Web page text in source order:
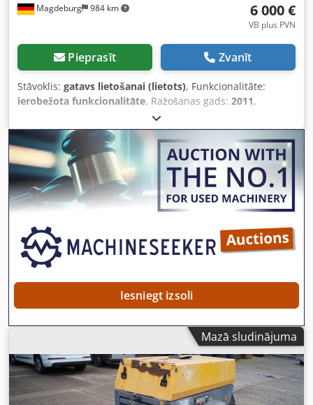
Magdeburg 984 km 6 000 €
VB plus PVN
Pieprasīt Zvanīt
Stāvoklis: gatavs lietošanai (lietots), Funkcionalitāte:
ierobežota funkcionalitāte, Ražošanas gads: 2011,
, Aprīkojums:
Kompresors Atlas Copco XAS 67 DDG, ražošanas gads 2011,
1192 darba stundas, tilpuma plūsma 3,5 m³, rezerves
elektroģenerators 12,5 kVA, pieslēgumi: 1 x 230 V, 2 x 400
V, sērijas Nr. YA3062566B0165583, pieejama reģistrācija,
rezerves ģeneratora izmantošanas laikā izsit drošinātāju,
pēcapstrādes sodrēju filtrs SMF-MR. Dsdpfxev Rbufs
Iesniegt izsoli
Mazā sludinājuma